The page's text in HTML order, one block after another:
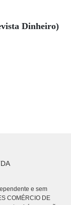
Dinheiro)
e sem
COMÉRCIO DE